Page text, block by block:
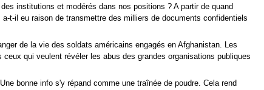
institutions et modérés dans nos positions ? A partir de quand
t-il eu raison de transmettre des milliers de documents confidentiels
de la vie des soldats américains engagés en Afghanistan. Les
qui veulent révéler les abus des grandes organisations publiques
bonne info s'y répand comme une traînée de poudre. Cela rend